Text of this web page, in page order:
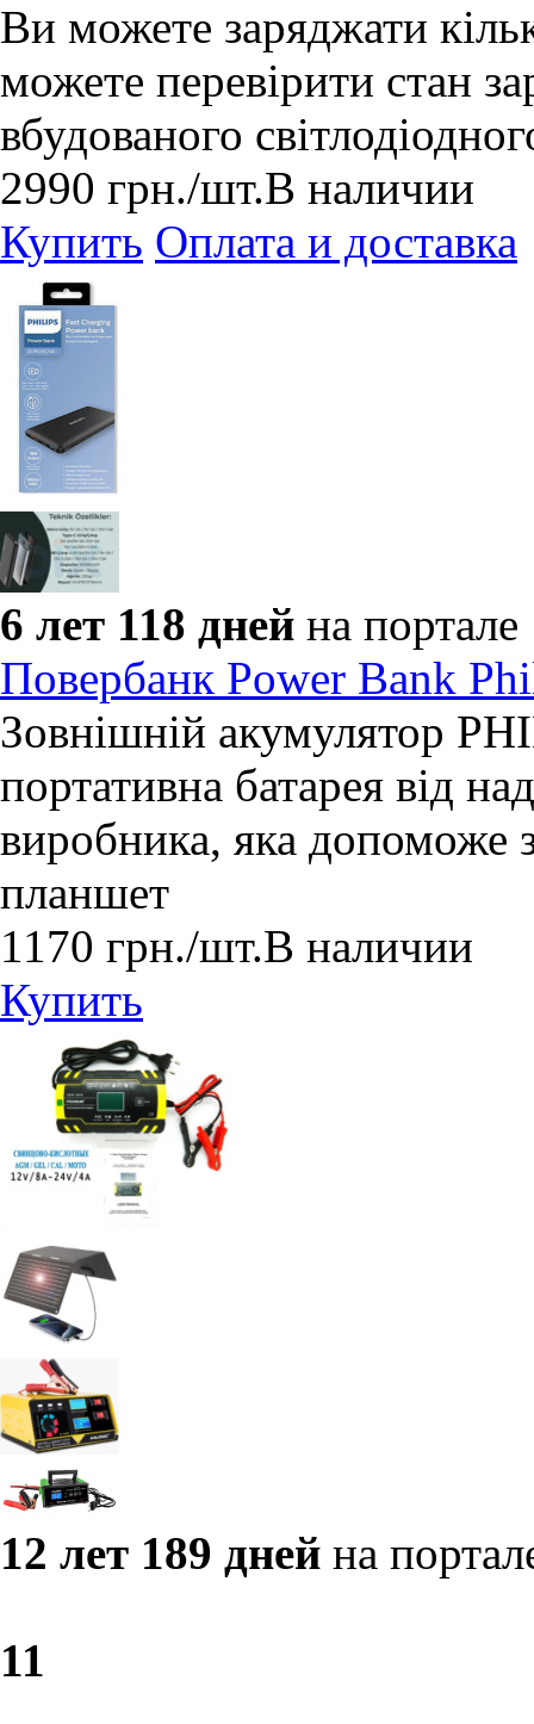
Ви можете заряджати
можете перевірити стан
вбудованого
2990 грн./шт.В наличии
Купить Оплата и доставка
6 лет 118 дней на портале
Повербанк Power Bank
Зовнішній акумулятор
портативна батарея від
виробника, яка допоможе
планшет
1170 грн./шт.В наличии
Купить
12 лет 189 дней на
11